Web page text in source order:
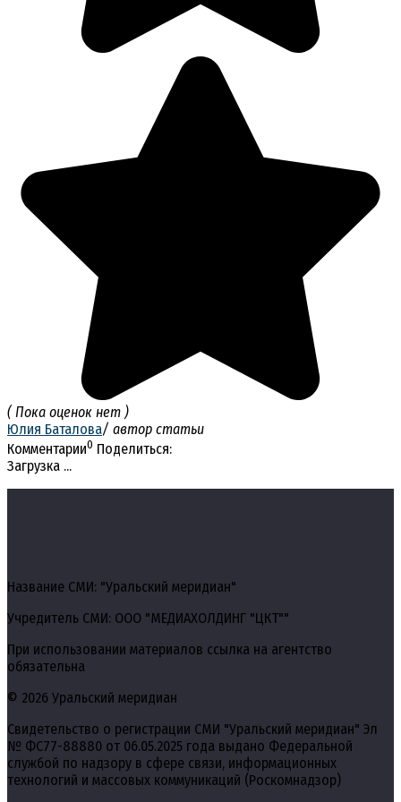
( Пока оценок нет )
Юлия Баталова/ автор статьи
Комментарии0 Поделиться:
Загрузка ...
Название СМИ: "Уральский меридиан"
Учредитель СМИ: ООО "МЕДИАХОЛДИНГ "ЦКТ""
При использовании материалов ссылка на агентство
обязательна
© 2026 Уральский меридиан
Свидетельство о регистрации СМИ "Уральский меридиан" Эл
№ ФС77-88880 от 06.05.2025 года выдано Федеральной
службой по надзору в сфере связи, информационных
технологий и массовых коммуникаций (Роскомнадзор)